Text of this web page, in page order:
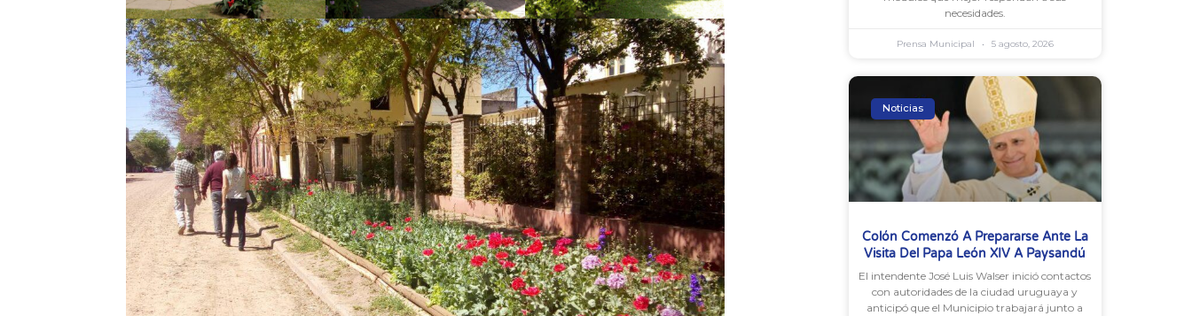
necesidades.
Prensa Municipal 5 agosto, 2026
Noticias
Colón Comenzó A Prepararse Ante La
Visita Del Papa León XIV A Paysandú
El intendente José Luis Walser inició contactos
con autoridades de la ciudad uruguaya y
anticipó que el Municipio trabajará junto a